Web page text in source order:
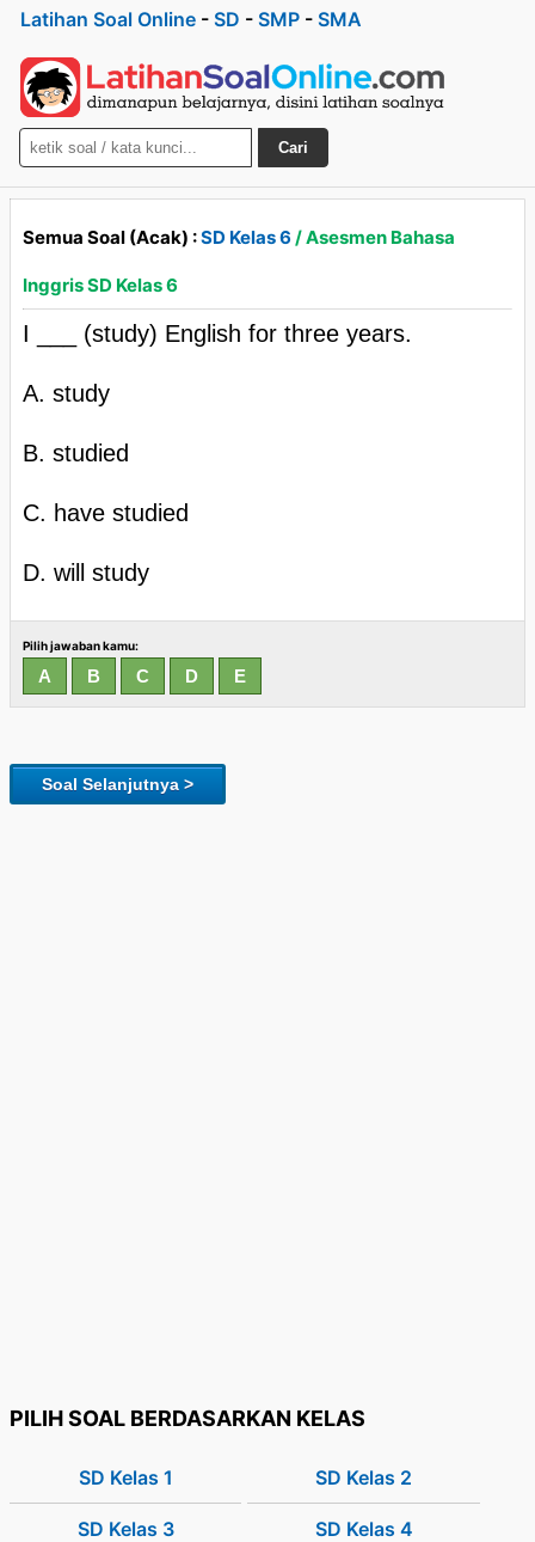
Latihan Soal Online - SD - SMP - SMA
Cari
Semua Soal (Acak) :SD Kelas 6 / Asesmen Bahasa
Inggris SD Kelas 6
I ___ (study) English for three years.
A. study
B. studied
C. have studied
D. will study
Pilih jawaban kamu:
Soal Selanjutnya >
PILIH SOAL BERDASARKAN KELAS
SD Kelas 1 SD Kelas 2
SD Kelas 3 SD Kelas 4